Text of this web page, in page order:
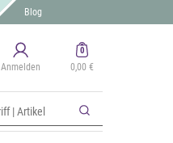
Blog
Anmelden
0
0,00 €